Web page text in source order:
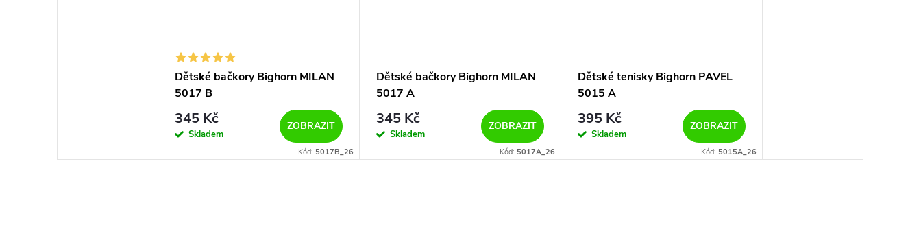
Dětské bačkory Bighorn MILAN
5017 B
345 Kč
Skladem
ZOBRAZIT
Kód: 5017B_26
Dětské bačkory Bighorn MILAN
5017 A
345 Kč
Skladem
ZOBRAZIT
Kód: 5017A_26
Dětské tenisky Bighorn PAVEL
5015 A
395 Kč
Skladem
ZOBRAZIT
Kód: 5015A_26